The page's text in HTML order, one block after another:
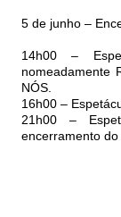
5 de junho –
14h00 –
nomeadamente
NÓS.
16h00 –
21h00 –
encerramento